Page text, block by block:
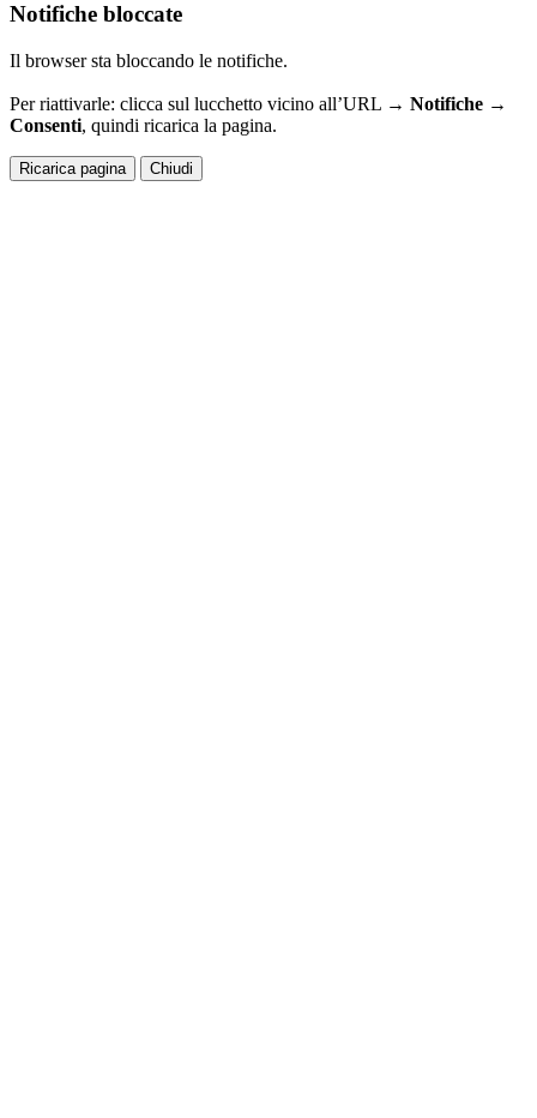
Notifiche bloccate
Il browser sta bloccando le notifiche.
Per riattivarle: clicca sul lucchetto vicino all’URL → Notifiche →
Consenti, quindi ricarica la pagina.
Ricarica pagina Chiudi